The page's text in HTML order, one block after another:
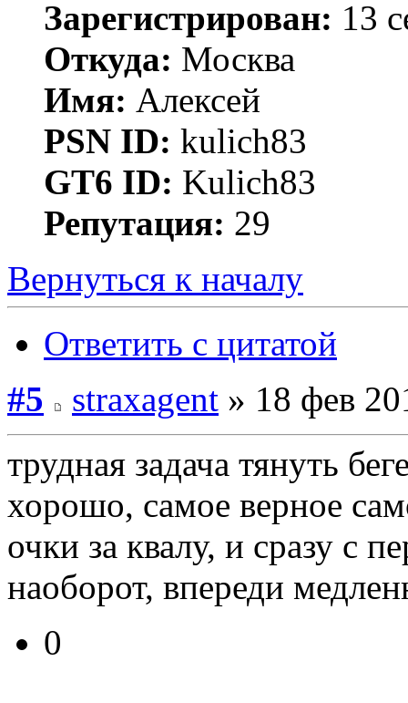
Зарегистрирован: 13
Откуда: Москва
Имя: Алексей
PSN ID: kulich83
GT6 ID: Kulich83
Репутация: 29
Вернуться к началу
Ответить с цитатой
#5
straxagent » 18 фев
трудная задача тянуть
хорошо, самое верное
очки за квалу, и сразу с
наоборот, впереди
0